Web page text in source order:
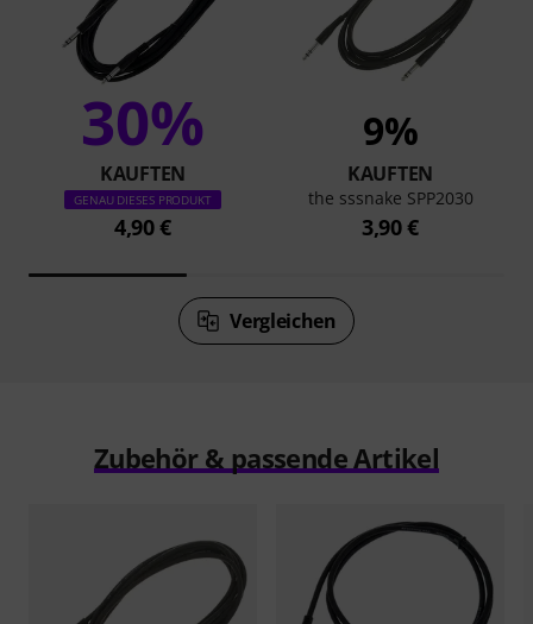
30%
KAUFTEN
GENAU DIESES PRODUKT
4,90 €
9%
KAUFTEN
the sssnake SPP2030
3,90 €
Vergleichen
Zubehör & passende Artikel